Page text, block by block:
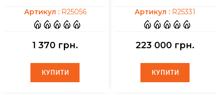
Артикул : R25056
1 370 грн.
КУПИТИ
КУПИТИ
Артикул : R25331
223 000 грн.
КУПИТИ
КУПИТИ